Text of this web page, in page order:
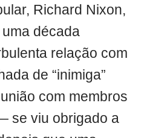
Richard Nixon,
década
relação com
de “inimiga”
com membros
se viu obrigado a